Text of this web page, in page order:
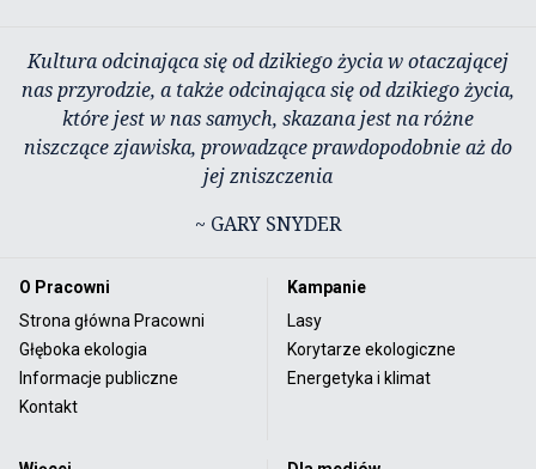
Kultura odcinająca się od dzikiego życia w otaczającej
nas przyrodzie, a także odcinająca się od dzikiego życia,
które jest w nas samych, skazana jest na różne
niszczące zjawiska, prowadzące prawdopodobnie aż do
jej zniszczenia
~ GARY SNYDER
O Pracowni
Strona główna Pracowni
Głęboka ekologia
Informacje publiczne
Kontakt
Kampanie
Lasy
Korytarze ekologiczne
Energetyka i klimat